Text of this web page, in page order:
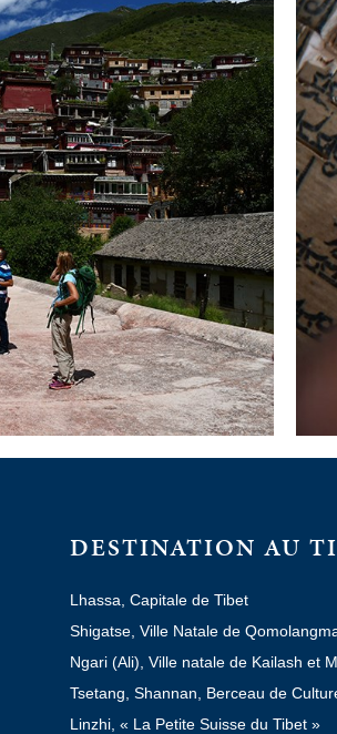
DESTINATION AU
Lhassa, Capitale de Tibet
Shigatse, Ville Natale de
Ngari (Ali), Ville natale de Kailash et
Tsetang, Shannan, Berceau de
Linzhi, « La Petite Suisse du Tibet »